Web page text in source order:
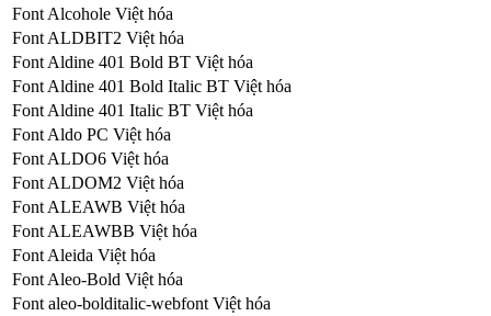
Font Alcohole Việt hóa
Font ALDBIT2 Việt hóa
Font Aldine 401 Bold BT Việt hóa
Font Aldine 401 Bold Italic BT Việt hóa
Font Aldine 401 Italic BT Việt hóa
Font Aldo PC Việt hóa
Font ALDO6 Việt hóa
Font ALDOM2 Việt hóa
Font ALEAWB Việt hóa
Font ALEAWBB Việt hóa
Font Aleida Việt hóa
Font Aleo-Bold Việt hóa
Font aleo-bolditalic-webfont Việt hóa